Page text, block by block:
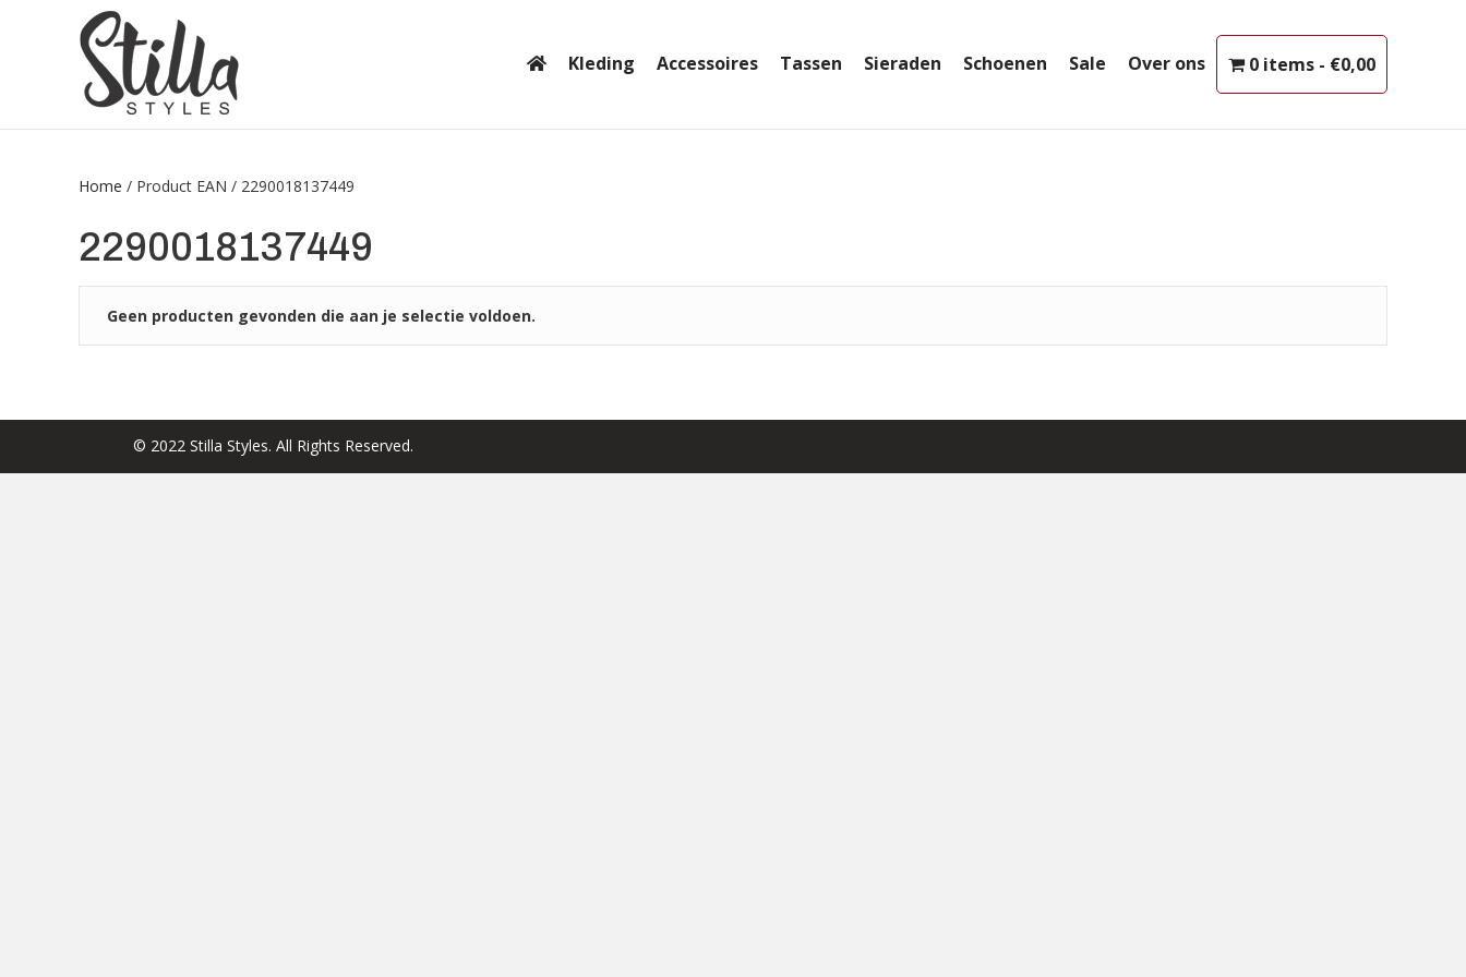
Kleding Accessoires Tassen Sieraden Schoenen Sale Over ons 0 items €0,00
Home / Product EAN / 2290018137449
2290018137449
Geen producten gevonden die aan je selectie voldoen.
© 2022 Stilla Styles. All Rights Reserved.